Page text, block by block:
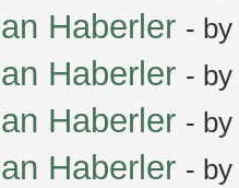
Haberler - by
Haberler - by
Haberler - by
Haberler - by